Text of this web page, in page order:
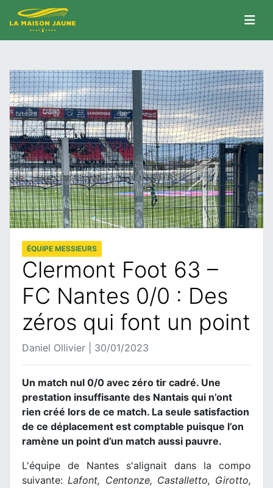
ÉQUIPE MESSIEURS
Clermont Foot 63 –
FC Nantes 0/0 : Des
zéros qui font un point
Daniel Ollivier | 30/01/2023
Un match nul 0/0 avec zéro tir cadré. Une
prestation insuffisante des Nantais qui n’ont
rien créé lors de ce match. La seule satisfaction
de ce déplacement est comptable puisque l’on
ramène un point d’un match aussi pauvre.
L'équipe de Nantes s'alignait dans la compo
suivante:Lafont, Centonze, Castalletto, Girotto,